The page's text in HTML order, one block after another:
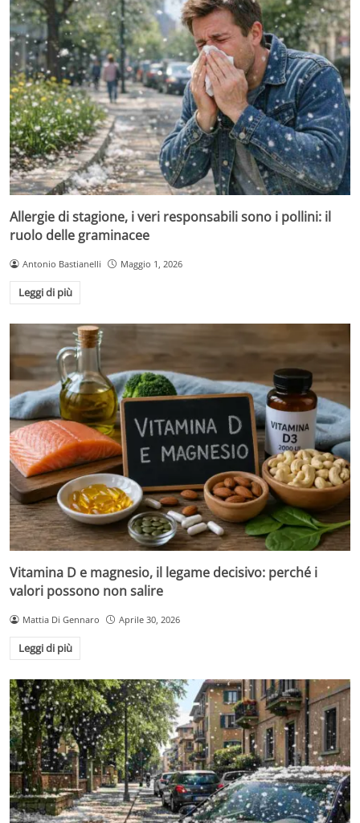
Allergie di stagione, i veri responsabili sono i pollini: il
ruolo delle graminacee
Antonio Bastianelli Maggio 1, 2026
Leggi di più
Vitamina D e magnesio, il legame decisivo: perché i
valori possono non salire
Mattia Di Gennaro Aprile 30, 2026
Leggi di più